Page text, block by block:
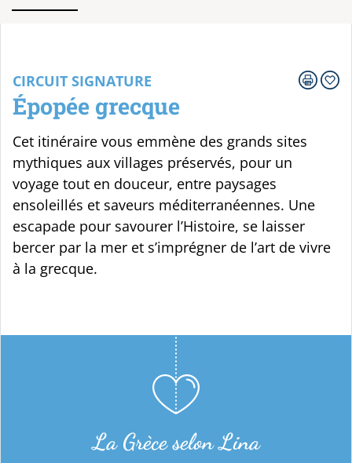
CIRCUIT SIGNATURE
Épopée grecque
Cet itinéraire vous emmène des grands sites
mythiques aux villages préservés, pour un
voyage tout en douceur, entre paysages
ensoleillés et saveurs méditerranéennes. Une
escapade pour savourer l’Histoire, se laisser
bercer par la mer et s’imprégner de l’art de vivre
à la grecque.
La Grèce selon Lina